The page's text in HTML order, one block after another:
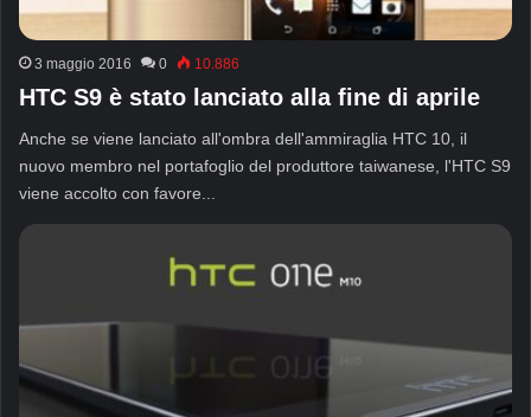
3 maggio 2016 0 10.886
HTC S9 è stato lanciato alla fine di aprile
Anche se viene lanciato all'ombra dell'ammiraglia HTC 10, il
nuovo membro nel portafoglio del produttore taiwanese, l'HTC S9
viene accolto con favore...